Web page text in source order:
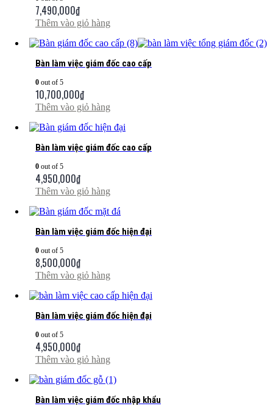
7,490,000₫
Thêm vào giỏ hàng
Bàn làm việc giám đốc cao cấp
0 out of 5
10,700,000₫
Thêm vào giỏ hàng
Bàn làm việc giám đốc cao cấp
0 out of 5
4,950,000₫
Thêm vào giỏ hàng
Bàn làm việc giám đốc hiện đại
0 out of 5
8,500,000₫
Thêm vào giỏ hàng
Bàn làm việc giám đốc hiện đại
0 out of 5
4,950,000₫
Thêm vào giỏ hàng
Bàn làm việc giám đốc nhập khẩu